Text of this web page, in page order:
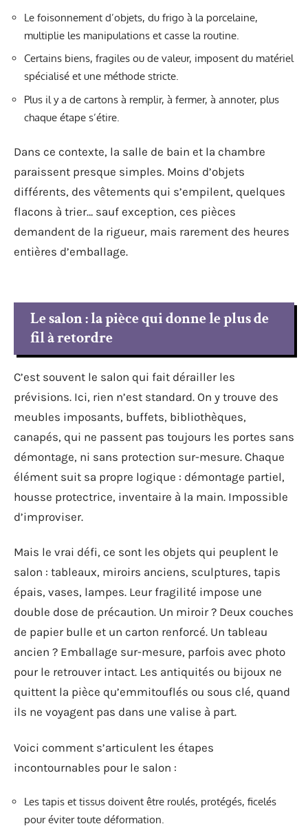
Le foisonnement d’objets, du frigo à la porcelaine,
multiplie les manipulations et casse la routine.
Certains biens, fragiles ou de valeur, imposent du matériel
spécialisé et une méthode stricte.
Plus il y a de cartons à remplir, à fermer, à annoter, plus
chaque étape s’étire.
Dans ce contexte, la salle de bain et la chambre
paraissent presque simples. Moins d’objets
différents, des vêtements qui s’empilent, quelques
flacons à trier… sauf exception, ces pièces
demandent de la rigueur, mais rarement des heures
entières d’emballage.
Le salon : la pièce qui donne le plus de
fil à retordre
C’est souvent le salon qui fait dérailler les
prévisions. Ici, rien n’est standard. On y trouve des
meubles imposants, buffets, bibliothèques,
canapés, qui ne passent pas toujours les portes sans
démontage, ni sans protection sur-mesure. Chaque
élément suit sa propre logique : démontage partiel,
housse protectrice, inventaire à la main. Impossible
d’improviser.
Mais le vrai défi, ce sont les objets qui peuplent le
salon : tableaux, miroirs anciens, sculptures, tapis
épais, vases, lampes. Leur fragilité impose une
double dose de précaution. Un miroir ? Deux couches
de papier bulle et un carton renforcé. Un tableau
ancien ? Emballage sur-mesure, parfois avec photo
pour le retrouver intact. Les antiquités ou bijoux ne
quittent la pièce qu’emmitouflés ou sous clé, quand
ils ne voyagent pas dans une valise à part.
Voici comment s’articulent les étapes
incontournables pour le salon :
Les tapis et tissus doivent être roulés, protégés, ficelés
pour éviter toute déformation.